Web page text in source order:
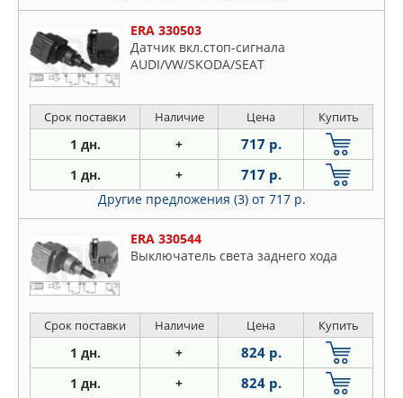
ERA 330503
Датчик вкл.стоп-сигнала
AUDI/VW/SKODA/SEAT
Срок поставки Наличие Цена Купить
1 дн. + 717 р.
1 дн. + 717 р.
Другие предложения (3) от 717 р.
ERA 330544
Выключатель света заднего хода
Срок поставки Наличие Цена Купить
1 дн. + 824 р.
1 дн. + 824 р.